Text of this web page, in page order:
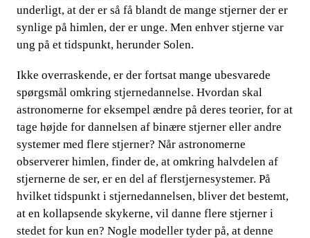
underligt, at der er så få blandt de mange stjerner der er
synlige på himlen, der er unge. Men enhver stjerne var
ung på et tidspunkt, herunder Solen.
Ikke overraskende, er der fortsat mange ubesvarede
spørgsmål omkring stjernedannelse. Hvordan skal
astronomerne for eksempel ændre på deres teorier, for at
tage højde for dannelsen af binære stjerner eller andre
systemer med flere stjerner? Når astronomerne
observerer himlen, finder de, at omkring halvdelen af
stjernerne de ser, er en del af flerstjernesystemer. På
hvilket tidspunkt i stjernedannelsen, bliver det bestemt,
at en kollapsende skykerne, vil danne flere stjerner i
stedet for kun en? Nogle modeller tyder på, at denne